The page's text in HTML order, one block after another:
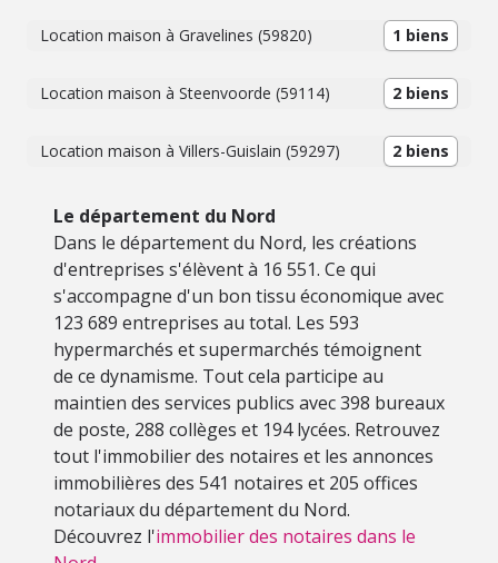
Location maison à Gravelines (59820) 1 biens
Location maison à Steenvoorde (59114) 2 biens
Location maison à Villers-Guislain (59297) 2 biens
Le département du Nord
Dans le département du Nord, les créations
d'entreprises s'élèvent à 16 551. Ce qui
s'accompagne d'un bon tissu économique avec
123 689 entreprises au total. Les 593
hypermarchés et supermarchés témoignent
de ce dynamisme. Tout cela participe au
maintien des services publics avec 398 bureaux
de poste, 288 collèges et 194 lycées. Retrouvez
tout l'immobilier des notaires et les annonces
immobilières des 541 notaires et 205 offices
notariaux du département du Nord.
Découvrez l'immobilier des notaires dans le